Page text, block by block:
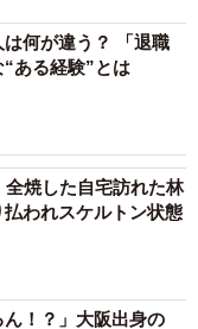
何が違う？ 「退職
ある経験”とは
全焼した自宅訪れた林
われスケルトン状態
ん！？」大阪出身の